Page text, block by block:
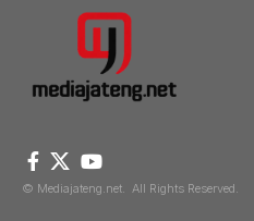
© Mediajateng.net. All Rights Reserved.